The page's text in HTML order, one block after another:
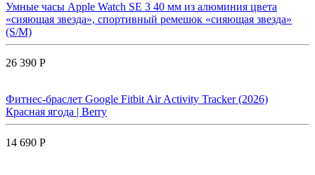
Умные часы Apple Watch SE 3 40 мм из алюминия цвета
«сияющая звезда», спортивный ремешок «сияющая звезда»
(S/M)
26 390 Р
Фитнес-браслет Google Fitbit Air Activity Tracker (2026)
Красная ягода | Berry
14 690 Р